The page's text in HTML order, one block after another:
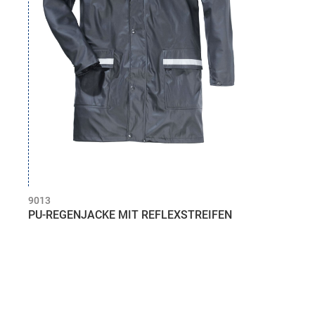
9013
PU-REGENJACKE MIT REFLEXSTREIFEN